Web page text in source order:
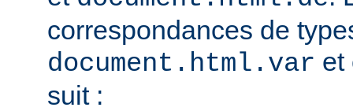
correspondances de
document.html.var et
suit :